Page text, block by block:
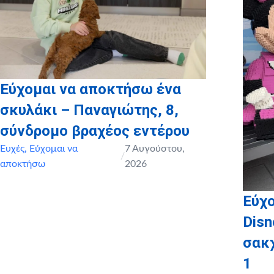
Εύχομαι να αποκτήσω ένα
σκυλάκι – Παναγιώτης, 8,
σύνδρομο βραχέος εντέρου
Ευχές, Εύχομαι να
αποκτήσω
/
7 Αυγούστου,
2026
1